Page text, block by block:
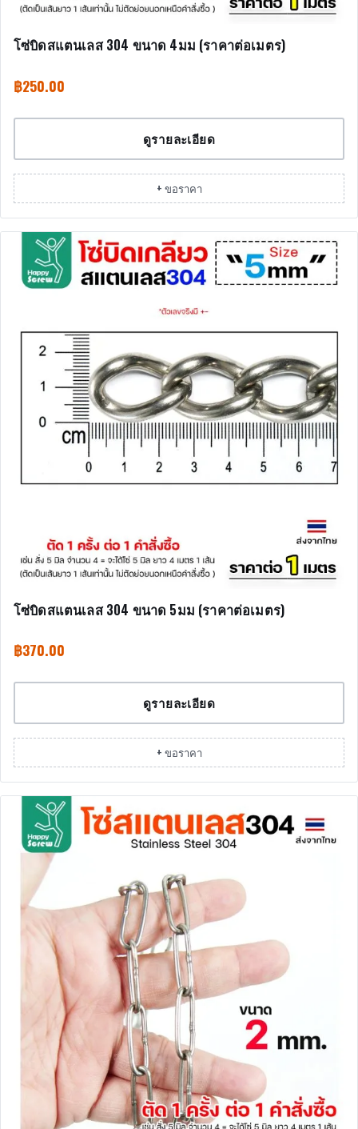
โซ่บิดสแตนเลส 304 ขนาด 4มม (ราคาต่อเมตร)
฿250.00
ดูรายละเอียด
+ ขอราคา
โซ่บิดสแตนเลส 304 ขนาด 5มม (ราคาต่อเมตร)
฿370.00
ดูรายละเอียด
+ ขอราคา